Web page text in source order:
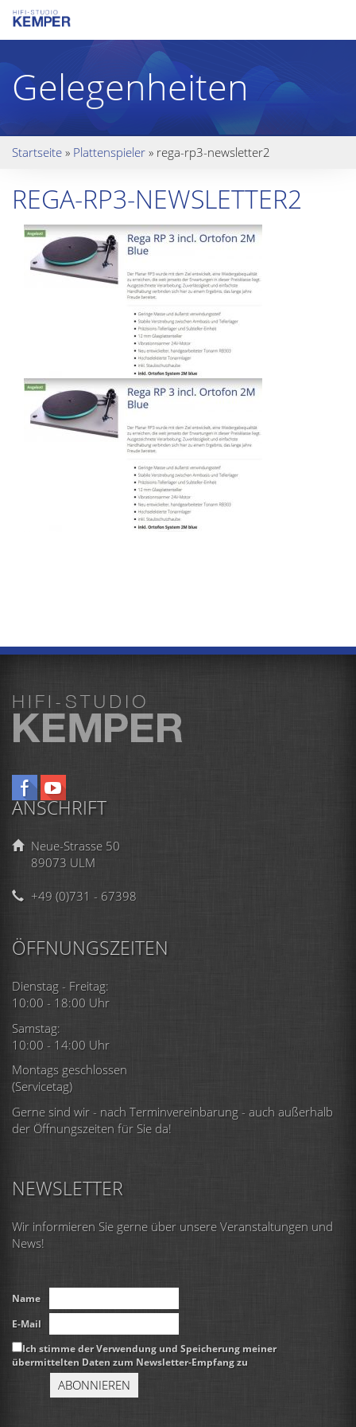
Gelegenheiten
Startseite » Plattenspieler » rega-rp3-newsletter2
REGA-RP3-NEWSLETTER2
ANSCHRIFT
Neue-Strasse 50
89073 ULM
+49 (0)731 - 67398
ÖFFNUNGSZEITEN
Dienstag - Freitag:
10:00 - 18:00 Uhr
Samstag:
10:00 - 14:00 Uhr
Montags geschlossen
(Servicetag)
Gerne sind wir - nach Terminvereinbarung - auch außerhalb
der Öffnungszeiten für Sie da!
NEWSLETTER
Wir informieren Sie gerne über unsere Veranstaltungen und
News!
Name
E-Mail
Ich stimme der Verwendung und Speicherung meiner
übermittelten Daten zum Newsletter-Empfang zu